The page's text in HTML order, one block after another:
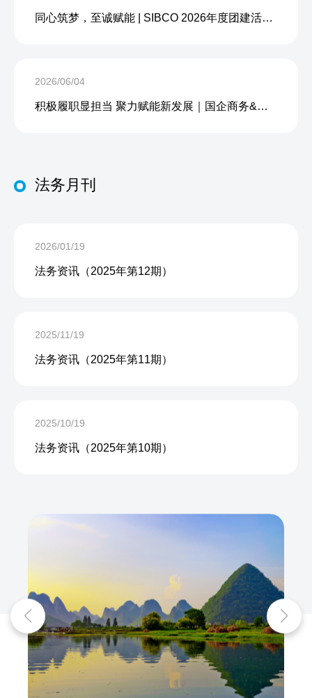
同心筑梦，至诚赋能 | SIBCO 2026年度团建活动圆满收官
2026/06/04
积极履职显担当 聚力赋能新发展｜国企商务&中企人力出席上海现代服务业联合会第五届会员大会第三次会议暨2026服务业高质量发展大会
法务月刊
2026/01/19
法务资讯（2025年第12期）
2025/11/19
法务资讯（2025年第11期）
2025/10/19
法务资讯（2025年第10期）